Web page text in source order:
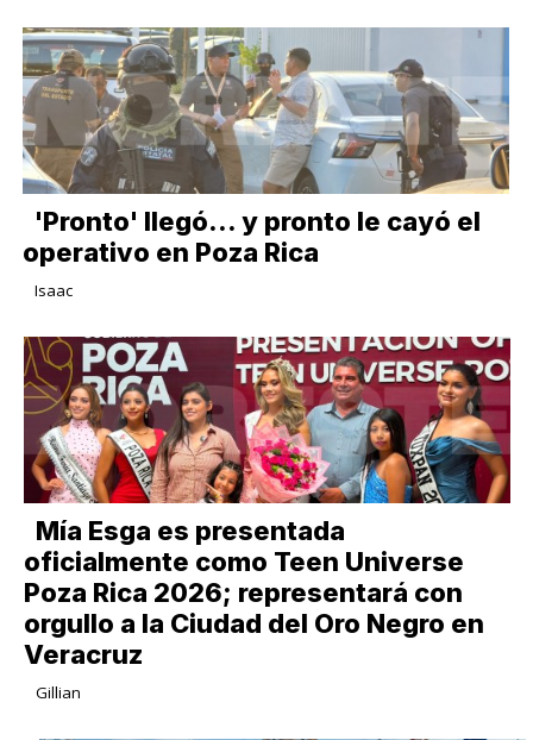
'Pronto' llegó... y pronto le cayó el
operativo en Poza Rica
Isaac
Mía Esga es presentada
oficialmente como Teen Universe
Poza Rica 2026; representará con
orgullo a la Ciudad del Oro Negro en
Veracruz
Gillian